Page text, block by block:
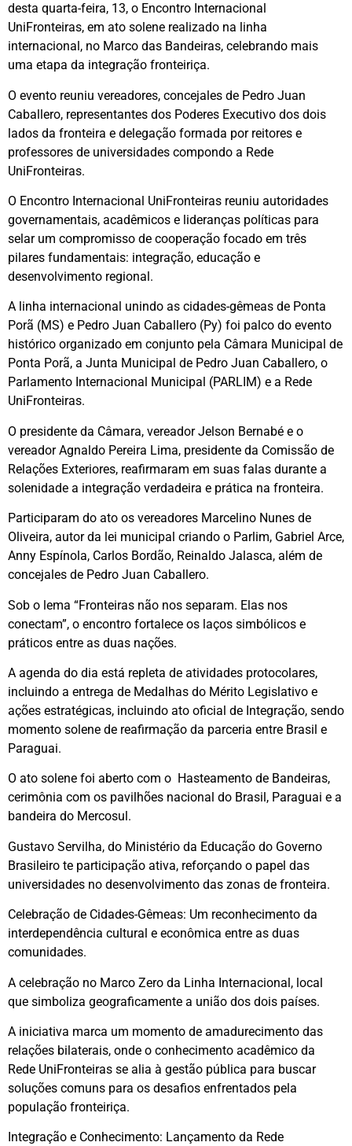
desta quarta-feira, 13, o Encontro Internacional
UniFronteiras, em ato solene realizado na linha
internacional, no Marco das Bandeiras, celebrando mais
uma etapa da integração fronteiriça.
O evento reuniu vereadores, concejales de Pedro Juan
Caballero, representantes dos Poderes Executivo dos dois
lados da fronteira e delegação formada por reitores e
professores de universidades compondo a Rede
UniFronteiras.
O Encontro Internacional UniFronteiras reuniu autoridades
governamentais, acadêmicos e lideranças políticas para
selar um compromisso de cooperação focado em três
pilares fundamentais: integração, educação e
desenvolvimento regional.
A linha internacional unindo as cidades-gêmeas de Ponta
Porã (MS) e Pedro Juan Caballero (Py) foi palco do evento
histórico organizado em conjunto pela Câmara Municipal de
Ponta Porã, a Junta Municipal de Pedro Juan Caballero, o
Parlamento Internacional Municipal (PARLIM) e a Rede
UniFronteiras.
O presidente da Câmara, vereador Jelson Bernabé e o
vereador Agnaldo Pereira Lima, presidente da Comissão de
Relações Exteriores, reafirmaram em suas falas durante a
solenidade a integração verdadeira e prática na fronteira.
Participaram do ato os vereadores Marcelino Nunes de
Oliveira, autor da lei municipal criando o Parlim, Gabriel Arce,
Anny Espínola, Carlos Bordão, Reinaldo Jalasca, além de
concejales de Pedro Juan Caballero.
Sob o lema “Fronteiras não nos separam. Elas nos
conectam”, o encontro fortalece os laços simbólicos e
práticos entre as duas nações.
A agenda do dia está repleta de atividades protocolares,
incluindo a entrega de Medalhas do Mérito Legislativo e
ações estratégicas, incluindo ato oficial de Integração, sendo
momento solene de reafirmação da parceria entre Brasil e
Paraguai.
O ato solene foi aberto com o Hasteamento de Bandeiras,
cerimônia com os pavilhões nacional do Brasil, Paraguai e a
bandeira do Mercosul.
Gustavo Servilha, do Ministério da Educação do Governo
Brasileiro te participação ativa, reforçando o papel das
universidades no desenvolvimento das zonas de fronteira.
Celebração de Cidades-Gêmeas: Um reconhecimento da
interdependência cultural e econômica entre as duas
comunidades.
A celebração no Marco Zero da Linha Internacional, local
que simboliza geograficamente a união dos dois países.
A iniciativa marca um momento de amadurecimento das
relações bilaterais, onde o conhecimento acadêmico da
Rede UniFronteiras se alia à gestão pública para buscar
soluções comuns para os desafios enfrentados pela
população fronteiriça.
Integração e Conhecimento: Lançamento da Rede